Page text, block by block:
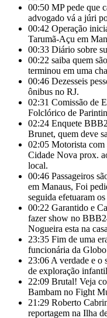
00:50 MP pede que
advogado vá a júri
00:42 Operação
Tarumã-Açu em
00:33 Diário sobre
00:22 saiba quem
terminou em uma
00:46 Dezesseis
ônibus no RJ.
02:31 Comissão de
Folclórico de
02:24 Enquete
Brunet, quem deve
02:05 Motorista com
Cidade Nova prox.
local.
00:46 Passageiros
em Manaus, Foi
seguida efetuaram
00:22 Garantido e
fazer show no
Nogueira esta na
23:35 Fim de uma
funcionária da
23:06 A verdade e o
de exploração
22:09 Brutal! Veja
Bambam no Fight
21:29 Roberto
reportagem na Ilha